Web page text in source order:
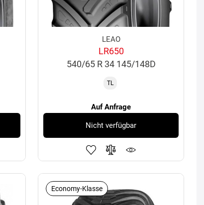
LEAO
LR650
540/65 R 34 145/148D
TL
Auf Anfrage
Nicht verfügbar
Economy-Klasse